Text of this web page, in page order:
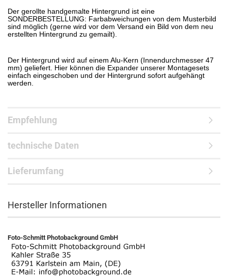
Der gerollte handgemalte Hintergrund ist eine
SONDERBESTELLUNG: Farbabweichungen von dem Musterbild
sind möglich (gerne wird vor dem Versand ein Bild von dem neu
erstellten Hintergrund zu gemailt).
Der Hintergrund wird auf einem Alu-Kern (Innendurchmesser 47
mm) geliefert. Hier können die Expander unserer Montagesets
einfach eingeschoben und der Hintergrund sofort aufgehängt
werden.
Empfehlung
technische Daten
Lieferumfang
Hersteller Informationen
Foto-Schmitt Photobackground GmbH